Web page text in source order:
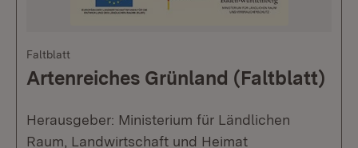
Faltblatt
Artenreiches Grünland (Faltblatt)
Herausgeber: Ministerium für Ländlichen
Raum, Landwirtschaft und Heimat